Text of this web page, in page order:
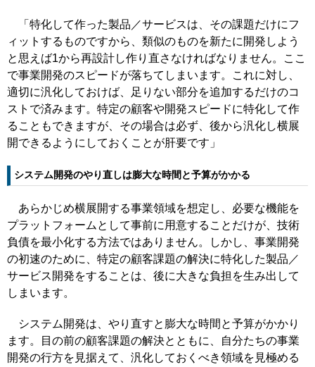
「特化して作った製品／サービスは、その課題だけにフ
ィットするものですから、類似のものを新たに開発しよう
と思えば1から再設計し作り直さなければなりません。ここ
で事業開発のスピードが落ちてしまいます。これに対し、
適切に汎化しておけば、足りない部分を追加するだけのコ
ストで済みます。特定の顧客や開発スピードに特化して作
ることもできますが、その場合は必ず、後から汎化し横展
開できるようにしておくことが肝要です」
システム開発のやり直しは膨大な時間と予算がかかる
あらかじめ横展開する事業領域を想定し、必要な機能を
プラットフォームとして事前に用意することだけが、技術
負債を最小化する方法ではありません。しかし、事業開発
の初速のために、特定の顧客課題の解決に特化した製品／
サービス開発をすることは、後に大きな負担を生み出して
しまいます。
システム開発は、やり直すと膨大な時間と予算がかかり
ます。目の前の顧客課題の解決とともに、自分たちの事業
開発の行方を見据えて、汎化しておくべき領域を見極める